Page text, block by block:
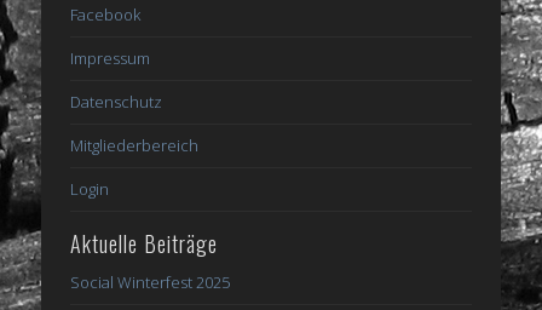
Facebook
Impressum
Datenschutz
Mitgliederbereich
Login
Aktuelle Beiträge
Social Winterfest 2025